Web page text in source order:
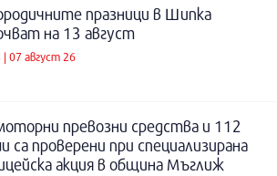
празници в Шипка
на 13 август
| 07 август 26
превозни средства и 112
са проверени при специализирана
акция в община Мъглиж